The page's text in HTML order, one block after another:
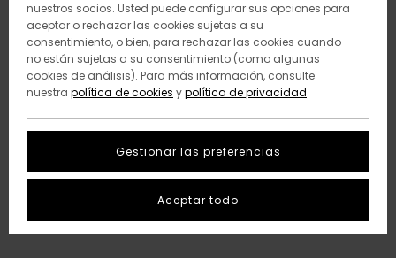
nuestros socios. Usted puede configurar sus opciones para
aceptar o rechazar las cookies sujetas a su
consentimiento, o bien, para rechazar las cookies cuando
no están sujetas a su consentimiento (como algunas
cookies de análisis). Para más información, consulte
nuestra política de cookies ypolítica de privacidad
Gestionar las preferencias
Aceptar todo